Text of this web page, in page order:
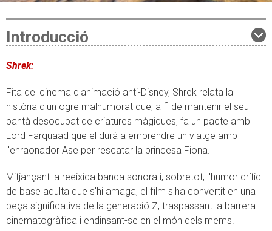
Introducció
Shrek:
Fita del cinema d'animació anti-Disney, Shrek relata la
història d'un ogre malhumorat que, a fi de mantenir el seu
pantà desocupat de criatures màgiques, fa un pacte amb
Lord Farquaad que el durà a emprendre un viatge amb
l'enraonador Ase per rescatar la princesa Fiona.
Mitjançant la reeixida banda sonora i, sobretot, l'humor crític
de base adulta que s'hi amaga, el film s'ha convertit en una
peça significativa de la generació Z, traspassant la barrera
cinematogràfica i endinsant-se en el món dels mems.